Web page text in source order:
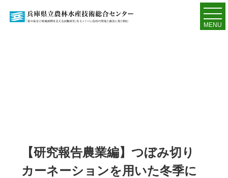
MENU
【研究報告農業編】つぼみ切り
カーネーションを用いた冬季に